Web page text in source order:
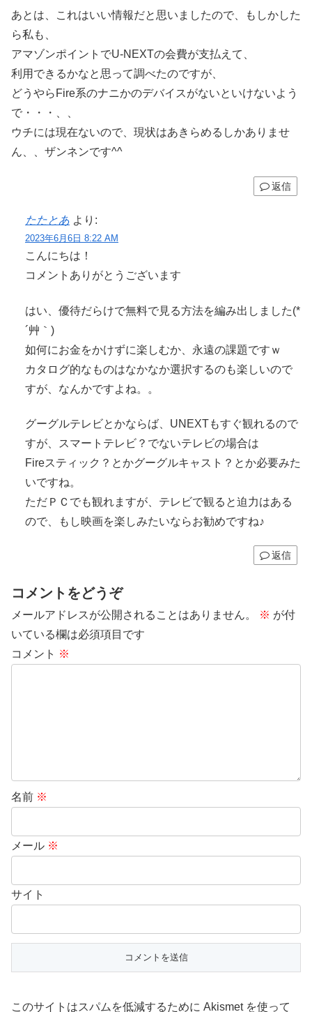
あとは、これはいい情報だと思いましたので、もしかした
ら私も、
アマゾンポイントでU-NEXTの会費が支払えて、
利用できるかなと思って調べたのですが、
どうやらFire系のナニかのデバイスがないといけないよう
で・・・、、
ウチには現在ないので、現状はあきらめるしかありませ
ん、、ザンネンです^^
返信
たたとあ より:
2023年6月6日 8:22 AM
こんにちは！
コメントありがとうございます
はい、優待だらけで無料で見る方法を編み出しました(*
´艸｀)
如何にお金をかけずに楽しむか、永遠の課題ですｗ
カタログ的なものはなかなか選択するのも楽しいので
すが、なんかですよね。。
グーグルテレビとかならば、UNEXTもすぐ観れるので
すが、スマートテレビ？でないテレビの場合は
Fireスティック？とかグーグルキャスト？とか必要みた
いですね。
ただＰＣでも観れますが、テレビで観ると迫力はある
ので、もし映画を楽しみたいならお勧めですね♪
返信
コメントをどうぞ
メールアドレスが公開されることはありません。 ※ が付
いている欄は必須項目です
コメント ※
名前 ※
メール ※
サイト
このサイトはスパムを低減するために Akismet を使って